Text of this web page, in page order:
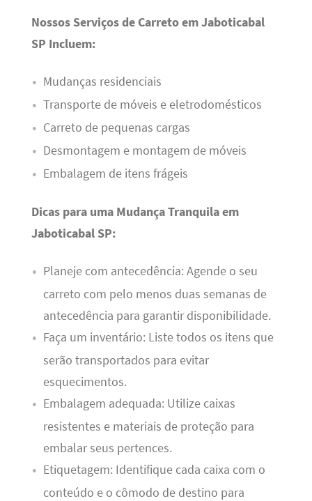
Nossos Serviços de Carreto em Jaboticabal
SP Incluem:
Mudanças residenciais
Transporte de móveis e eletrodomésticos
Carreto de pequenas cargas
Desmontagem e montagem de móveis
Embalagem de itens frágeis
Dicas para uma Mudança Tranquila em
Jaboticabal SP:
Planeje com antecedência: Agende o seu
carreto com pelo menos duas semanas de
antecedência para garantir disponibilidade.
Faça um inventário: Liste todos os itens que
serão transportados para evitar
esquecimentos.
Embalagem adequada: Utilize caixas
resistentes e materiais de proteção para
embalar seus pertences.
Etiquetagem: Identifique cada caixa com o
conteúdo e o cômodo de destino para